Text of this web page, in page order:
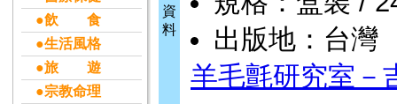
●飲 食
●生活風格
●旅 遊
●宗教命理
資
料
出版地：台灣
羊毛氈研究室－